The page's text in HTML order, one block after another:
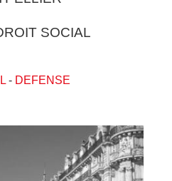
SOCIAL
- DEFENSE